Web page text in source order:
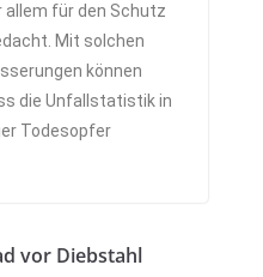
allem für den Schutz
Mit solchen
können
die Unfallstatistik in
Todesopfer
vor Diebstahl